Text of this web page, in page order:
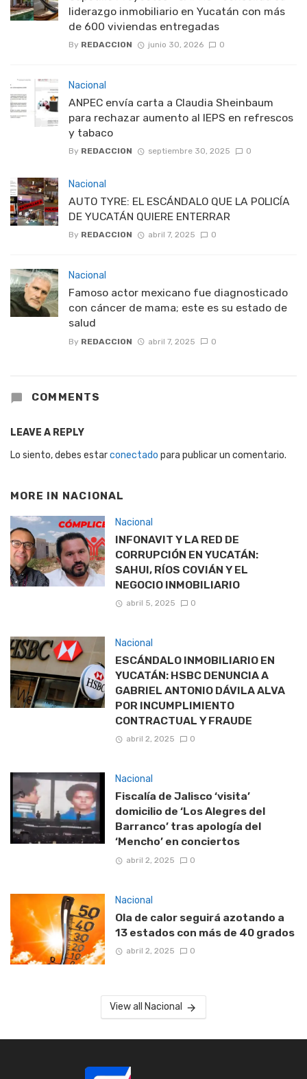
liderazgo inmobiliario en Yucatán con más
de 600 viviendas entregadas
By REDACCION junio 30, 2026 0
Nacional
ANPEC envía carta a Claudia Sheinbaum
para rechazar aumento al IEPS en refrescos
y tabaco
By REDACCION septiembre 30, 2025 0
Nacional
AUTO TYRE: EL ESCÁNDALO QUE LA POLICÍA
DE YUCATÁN QUIERE ENTERRAR
By REDACCION abril 7, 2025 0
Nacional
Famoso actor mexicano fue diagnosticado
con cáncer de mama; este es su estado de
salud
By REDACCION abril 7, 2025 0
COMMENTS
LEAVE A REPLY
Lo siento, debes estarconectado para publicar un comentario.
MORE IN NACIONAL
Nacional
INFONAVIT Y LA RED DE
CORRUPCIÓN EN YUCATÁN:
SAHUI, RÍOS COVIÁN Y EL
NEGOCIO INMOBILIARIO
abril 5, 2025 0
Nacional
ESCÁNDALO INMOBILIARIO EN
YUCATÁN: HSBC DENUNCIA A
GABRIEL ANTONIO DÁVILA ALVA
POR INCUMPLIMIENTO
CONTRACTUAL Y FRAUDE
abril 2, 2025 0
Nacional
Fiscalía de Jalisco ‘visita’
domicilio de ‘Los Alegres del
Barranco’ tras apología del
‘Mencho’ en conciertos
abril 2, 2025 0
Nacional
Ola de calor seguirá azotando a
13 estados con más de 40 grados
abril 2, 2025 0
View all Nacional